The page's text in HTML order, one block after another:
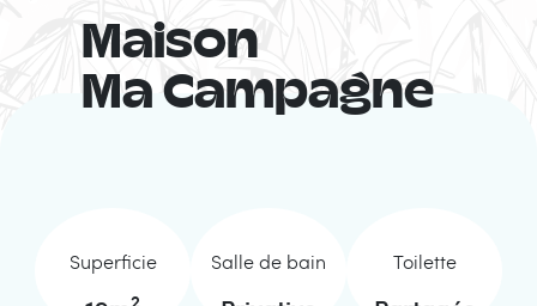
Maison
Ma Campagne
Superficie
2
Salle de bain Toilette